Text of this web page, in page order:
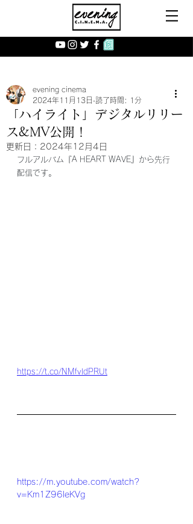
「ハイライト」デジタルリリー
ス&MV公開！
evening cinema
2024年11月13日 読了時間: 1分
更新日： 2024年12月4日
フルアルバム『A HEART WAVE』から先行
配信です。
https://t.co/NMfvldPRUt
https://m.youtube.com/watch?
v=Km1Z96leKVg